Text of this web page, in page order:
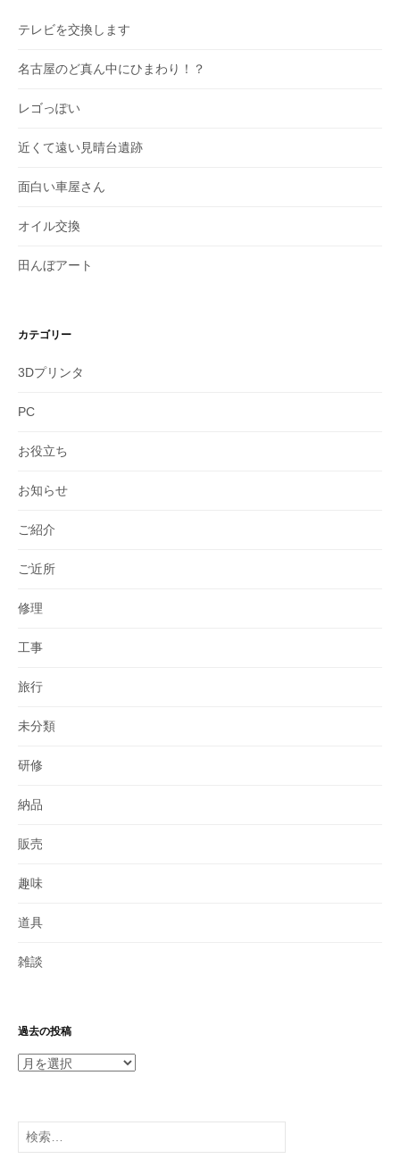
テレビを交換します
名古屋のど真ん中にひまわり！？
レゴっぽい
近くて遠い見晴台遺跡
面白い車屋さん
オイル交換
田んぼアート
カテゴリー
3Dプリンタ
PC
お役立ち
お知らせ
ご紹介
ご近所
修理
工事
旅行
未分類
研修
納品
販売
趣味
道具
雑談
過去の投稿
過
投
稿
検
索: